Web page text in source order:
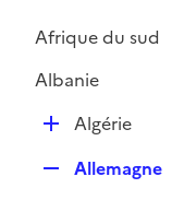
r
i
e
r
p
l
e
Afrique du sud
Albanie
D
p
Algérie
Allemagne